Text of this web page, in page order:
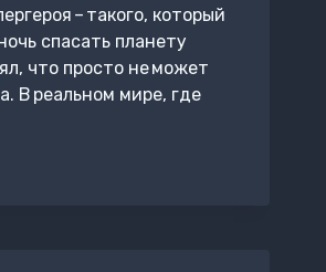
– такого, который
спасать планету
что просто не может
В реальном мире, где